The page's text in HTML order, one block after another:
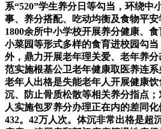
系“520”学生养分日等勾当，环绕中
事、养分搭配、吃动均衡及食物平
1800余所中小学校开展养分健康、
小菜园等形式多样的食育进校园勾
外，鼎力开展老年理关爱、老年养
范实施根基公卫老年健康取医养连
老年人出格是失能老年人开展健康
沉、防止骨质松散等相关养分指点；
人实施包罗养分办理正在内的差同
432。42万人次。体沉非常出格是超